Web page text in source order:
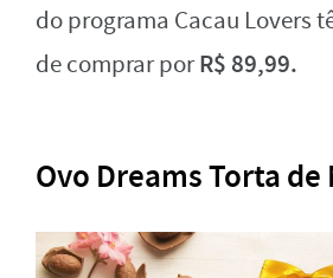
do programa Cacau Lovers
de comprar porR$ 89,99.
Ovo Dreams Torta de